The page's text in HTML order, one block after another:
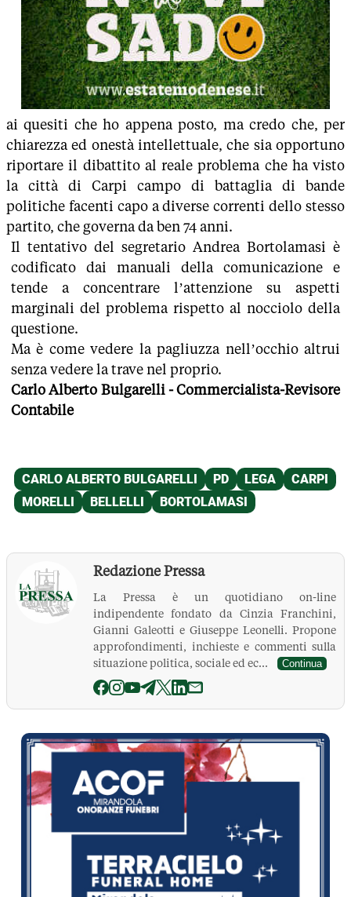
ai quesiti che ho appena posto, ma credo che, per
chiarezza ed onestà intellettuale, che sia opportuno
riportare il dibattito al reale problema che ha visto
la città di Carpi campo di battaglia di bande
politiche facenti capo a diverse correnti dello stesso
partito, che governa da ben 74 anni.
Il tentativo del segretario Andrea Bortolamasi è
codificato dai manuali della comunicazione e
tende a concentrare l’attenzione su aspetti
marginali del problema rispetto al nocciolo della
questione.
Ma è come vedere la pagliuzza nell’occhio altrui
senza vedere la trave nel proprio.
Carlo Alberto Bulgarelli -Commercialista-Revisore
Contabile
Redazione Pressa
La Pressa è un quotidiano on-line
indipendente fondato da Cinzia Franchini,
Gianni Galeotti e Giuseppe Leonelli. Propone
approfondimenti, inchieste e commenti sulla
situazione politica, sociale ed ec...
Continua
La Pressa